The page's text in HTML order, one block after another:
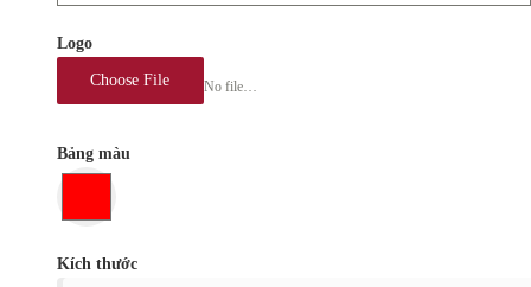
Logo
Choose File No file chosen
Bảng màu
Kích thước